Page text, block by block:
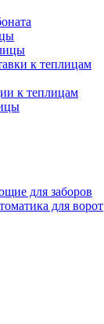
к теплицам
к теплицам
для заборов
для ворот